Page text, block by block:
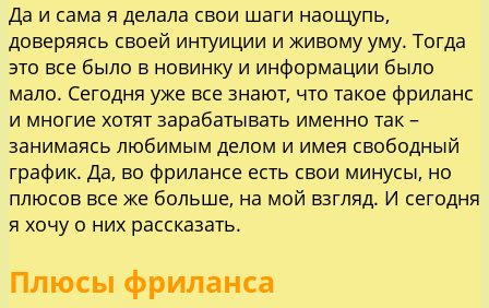
Да и сама я делала свои шаги наощупь,
доверяясь своей интуиции и живому уму. Тогда
это все было в новинку и информации было
мало. Сегодня уже все знают, что такое фриланс
и многие хотят зарабатывать именно так –
занимаясь любимым делом и имея свободный
график. Да, во фрилансе есть свои минусы, но
плюсов все же больше, на мой взгляд. И сегодня
я хочу о них рассказать.
Плюсы фриланса